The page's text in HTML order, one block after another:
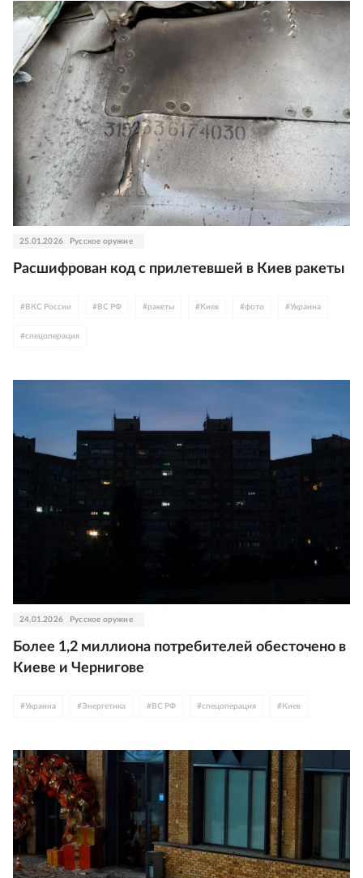
25.01.2026 Русское оружие
Расшифрован код с прилетевшей в Киев ракеты
# ВКС России # ВС РФ #ракеты # Киев #фото #Украина
#спецоперация
24.01.2026 Русское оружие
Более 1,2 миллиона потребителей обесточено в
Киеве и Чернигове
#Украина #Энергетика # ВС РФ #спецоперация # Киев